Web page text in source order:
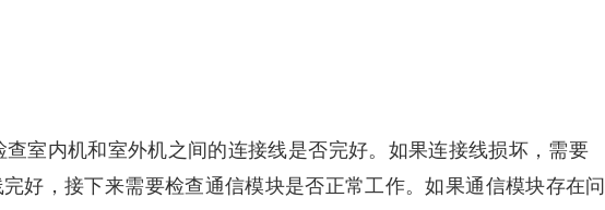
室内机和室外机之间的连接线是否完好。如果连接线损坏，需要
好，接下来需要检查通信模块是否正常工作。如果通信模块存在问